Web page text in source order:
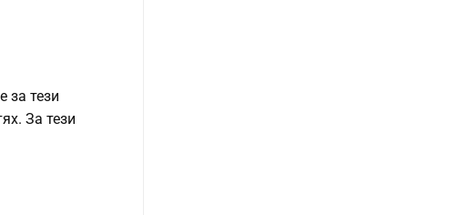
за тези
За тези